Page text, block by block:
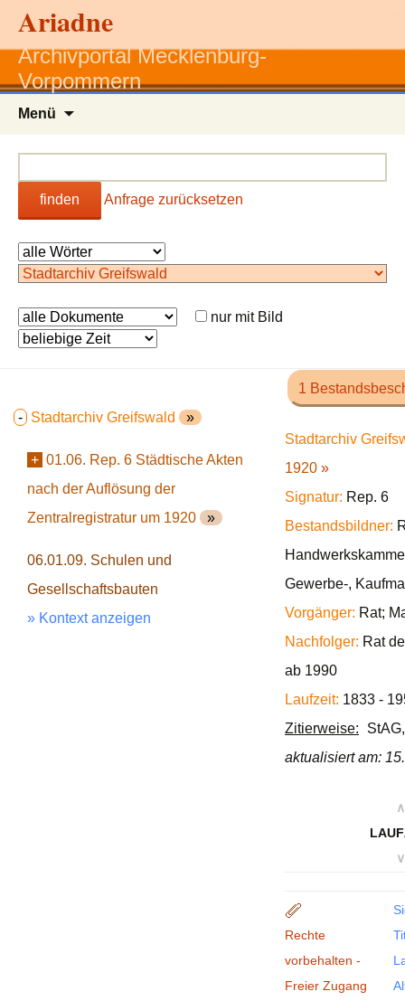
Ariadne
Archivportal Mecklenburg-
Vorpommern
Menü
finden Anfrage zurücksetzen
nur mit Bild
- Stadtarchiv Greifswald »
+ 01.06. Rep. 6 Städtische Akten
nach der Auflösung der
Zentralregistratur um 1920 »
06.01.09. Schulen und
Gesellschaftsbauten
» Kontext anzeigen
1
Stadtarchiv
1920 »
Signatur: Rep. 6
Bestandsbildner:
Gewerbe-,
Vorgänger: Rat;
Nachfolger: Rat
ab 1990
Laufzeit: 1833 -
Zitierweise:
aktualisiert am:
∧
∨
Rechte
vorbehalten -
Freier Zugang